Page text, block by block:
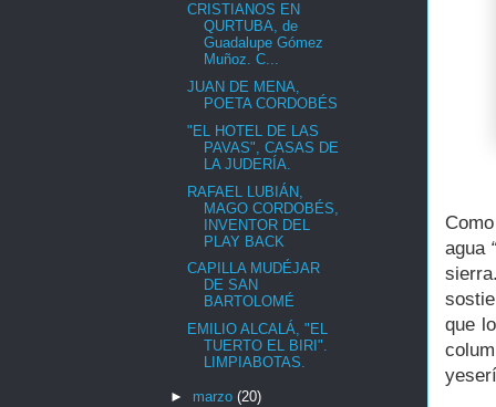
agua
que
CRISTIANOS EN
QURTUBA, de
Guadalupe Gómez
Muñoz. C...
JUAN DE MENA,
POETA CORDOBÉS
"EL HOTEL DE LAS
PAVAS", CASAS DE
LA JUDERÍA.
RAFAEL LUBIÁN,
MAGO CORDOBÉS,
INVENTOR DEL
PLAY BACK
CAPILLA MUDÉJAR
DE SAN
BARTOLOMÉ
EMILIO ALCALÁ, "EL
TUERTO EL BIRI".
LIMPIABOTAS.
► marzo (20)